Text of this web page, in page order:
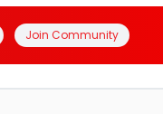
Join Community